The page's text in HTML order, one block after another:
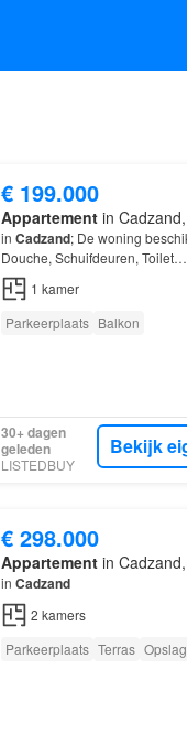
€ 199.000
Appartementin
in Cadzand; De woning
Douche, Schuifdeuren, Toilet…
1 kamer
Parkeerplaats Balkon
30+ dagen
geleden
LISTEDBUY
Bekijk
€ 298.000
Appartementin
in Cadzand
2 kamers
Parkeerplaats Terras